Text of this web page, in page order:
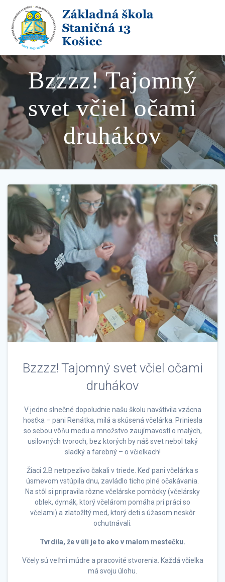
to
content
Bzzzz! Tajomný
svet včiel očami
druhákov
Bzzzz! Tajomný svet včiel očami
druhákov
V jedno slnečné dopoludnie našu školu navštívila vzácna
hosťka – pani Renátka, milá a skúsená včelárka. Priniesla
so sebou vôňu medu a množstvo zaujímavostí o malých,
usilovných tvoroch, bez ktorých by náš svet nebol taký
sladký a farebný – o včielkach!
Žiaci 2.B netrpezlivo čakali v triede. Keď pani včelárka s
úsmevom vstúpila dnu, zavládlo ticho plné očakávania.
Na stôl si pripravila rôzne včelárske pomôcky (včelársky
oblek, dymák, ktorý včelárom pomáha pri práci so
včelami) a zlatožltý med, ktorý deti s úžasom neskôr
ochutnávali.
Tvrdila, že v úli je to ako v malom mestečku.
Včely sú veľmi múdre a pracovité stvorenia. Každá včielka
má svoju úlohu.